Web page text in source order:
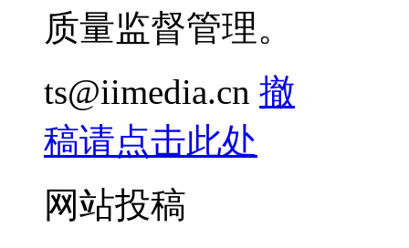
质量监督管理。
ts@iimedia.cn 撤
稿请点击此处
网站投稿